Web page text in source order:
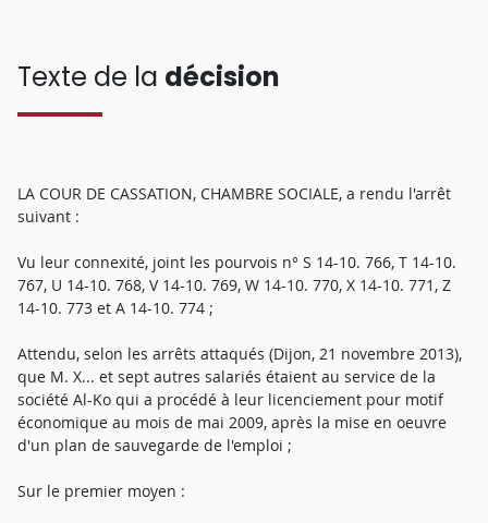
Texte de la décision
LA COUR DE CASSATION, CHAMBRE SOCIALE, a rendu l'arrêt
suivant :
Vu leur connexité, joint les pourvois n° S 14-10. 766, T 14-10.
767, U 14-10. 768, V 14-10. 769, W 14-10. 770, X 14-10. 771, Z
14-10. 773 et A 14-10. 774 ;
Attendu, selon les arrêts attaqués (Dijon, 21 novembre 2013),
que M. X... et sept autres salariés étaient au service de la
société Al-Ko qui a procédé à leur licenciement pour motif
économique au mois de mai 2009, après la mise en oeuvre
d'un plan de sauvegarde de l'emploi ;
Sur le premier moyen :